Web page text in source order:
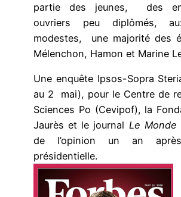
partie des jeunes, des
ouvriers peu diplômés,
modestes, une majorité des
Mélenchon, Hamon et Marine
Une enquête Ipsos-Sopra
au 2 mai), pour le Centre de
Sciences Po (Cevipof), la
Jaurès et le journal Le Monde
de l’opinion un an après
présidentielle.